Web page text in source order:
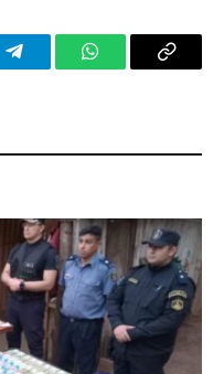
TelegramWhatsAppCopy